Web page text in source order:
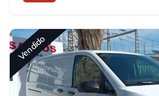
Vendido